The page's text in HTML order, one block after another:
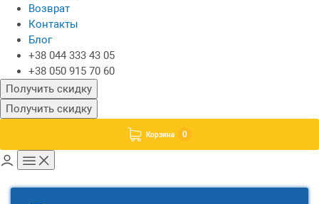
Возврат
Контакты
Блог
+38 044 333 43 05
+38 050 915 70 60
Получить скидку
Получить скидку
Корзина 0